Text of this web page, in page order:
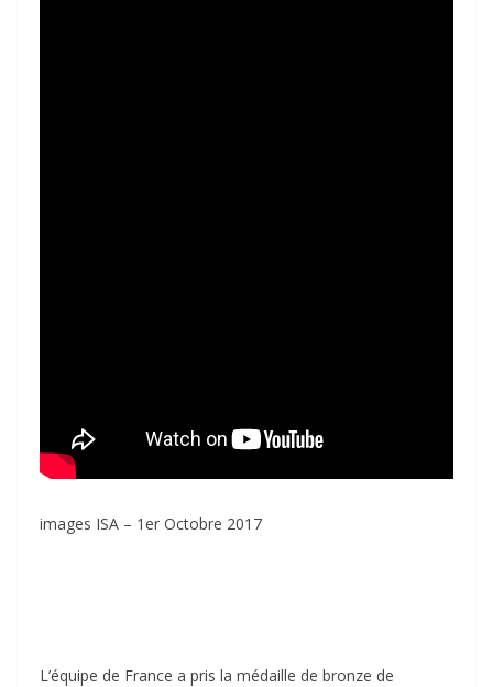
images ISA – 1er Octobre 2017
L’équipe de France a pris la médaille de bronze de